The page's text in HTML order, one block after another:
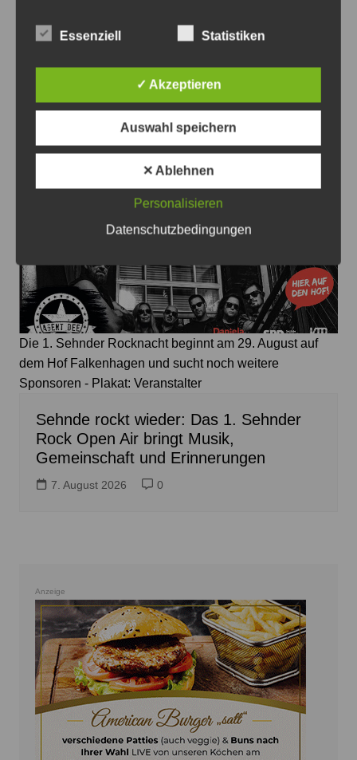
Blitzertermine in der 33.KW im Ostkreis - Foto: JPH
Blitzertermine im Ostkreis in der 33. KW
Die 1. Sehnder Rocknacht beginnt am 29. August auf
dem Hof Falkenhagen und sucht noch weitere
Sponsoren - Plakat: Veranstalter
Sehnde rockt wieder: Das 1. Sehnder
Rock Open Air bringt Musik,
Gemeinschaft und Erinnerungen
7. August 2026 0
Anzeige
Essenziell Statistiken
✓ Akzeptieren
Auswahl speichern
✕ Ablehnen
Personalisieren
Datenschutzbedingungen